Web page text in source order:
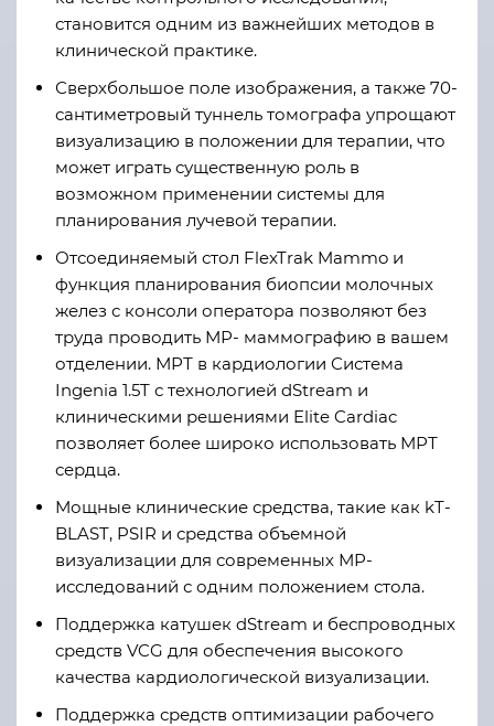
становится одним из важнейших методов в
клинической практике.
Сверхбольшое поле изображения, а также 70-
сантиметровый туннель томографа упрощают
визуализацию в положении для терапии, что
может играть существенную роль в
возможном применении системы для
планирования лучевой терапии.
Отсоединяемый стол FlexTrak Mammo и
функция планирования биопсии молочных
желез с консоли оператора позволяют без
труда проводить МР- маммографию в вашем
отделении. МРТ в кардиологии Система
Ingenia 1.5T с технологией dStream и
клиническими решениями Elite Cardiac
позволяет более широко использовать МРТ
сердца.
Мощные клинические средства, такие как kT-
BLAST, PSIR и средства объемной
визуализации для современных МР-
исследований с одним положением стола.
Поддержка катушек dStream и беспроводных
средств VCG для обеспечения высокого
качества кардиологической визуализации.
Поддержка средств оптимизации рабочего